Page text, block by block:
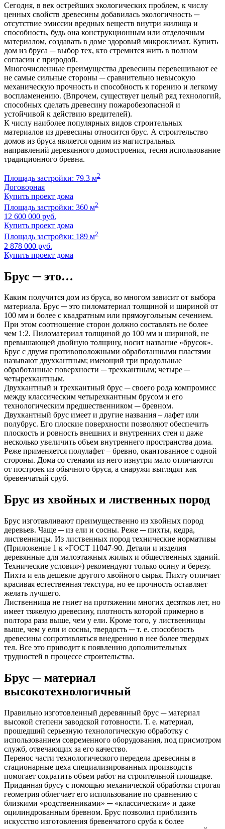
Сегодня, в век острейших экологических проблем, к числу
ценных свойств древесины добавилась экологичность ─
отсутствие эмиссии вредных веществ внутри жилища и
способность, будь она конструкционным или отделочным
материалом, создавать в доме здоровый микроклимат. Купить
дом из бруса ─ выбор тех, кто стремится жить в полном
согласии с природой.
Многочисленные преимущества древесины перевешивают ее
не самые сильные стороны ─ сравнительно невысокую
механическую прочность и способность к горению и легкому
воспламенению. (Впрочем, существует целый ряд технологий,
способных сделать древесину пожаробезопасной и
устойчивой к действию вредителей).
К числу наиболее популярных видов строительных
материалов из древесины относится брус. А строительство
домов из бруса является одним из магистральных
направлений деревянного домостроения, тесня использование
традиционного бревна.
Площадь застройки: 79.3 м2
Договорная
Купить проект дома
Площадь застройки: 360 м2
12 600 000 руб.
Купить проект дома
Площадь застройки: 189 м2
2 878 000 руб.
Купить проект дома
Брус ─ это…
Каким получится дом из бруса, во многом зависит от выбора
материала. Брус ─ это пиломатериал толщиной и шириной от
100 мм и более с квадратным или прямоугольным сечением.
При этом соотношение сторон должно составлять не более
чем 1:2. Пиломатериал толщиной до 100 мм и шириной, не
превышающей двойную толщину, носит название «брусок».
Брус с двумя противоположными обработанными пластями
называют двухкантным; имеющий три продольные
обработанные поверхности ─ трехкантным; четыре ─
четырехкантным.
Двухкантный и трехкантный брус ─ своего рода компромисс
между классическим четырехкантным брусом и его
технологическим предшественником ─ бревном.
Двухкантный брус имеет и другие названия – лафет или
полубрус. Его плоские поверхности позволяют обеспечить
плоскость и ровность внешних и внутренних стен и даже
несколько увеличить объем внутреннего пространства дома.
Реже применяется полулафет – бревно, окантованное с одной
стороны. Дома со стенами из него изнутри мало отличаются
от построек из обычного бруса, а снаружи выглядят как
бревенчатый сруб.
Брус из хвойных и лиственных пород
Брус изготавливают преимущественно из хвойных пород
деревьев. Чаще ─ из ели и сосны. Реже ─ пихты, кедра,
лиственницы. Из лиственных пород технические нормативы
(Приложение 1 к «ГОСТ 11047-90. Детали и изделия
деревянные для малоэтажных жилых и общественных зданий.
Технические условия») рекомендуют только осину и березу.
Пихта и ель дешевле другого хвойного сырья. Пихту отличает
красивая естественная текстура, но ее прочность оставляет
желать лучшего.
Лиственница не гниет на протяжении многих десятков лет, но
имеет тяжелую древесину, плотность которой примерно в
полтора раза выше, чем у ели. Кроме того, у лиственницы
выше, чем у ели и сосны, твердость ─ т. е. способность
древесины сопротивляться внедрению в нее более твердых
тел. Все это приводит к появлению дополнительных
трудностей в процессе строительства.
Брус ─ материал
высокотехнологичный
Правильно изготовленный деревянный брус ─ материал
высокой степени заводской готовности. Т. е. материал,
прошедший серьезную технологическую обработку с
использованием современного оборудования, под присмотром
служб, отвечающих за его качество.
Перенос части технологического передела древесины в
стационарные цеха специализированных производств
помогает сократить объем работ на строительной площадке.
Приданная брусу с помощью механической обработки строгая
геометрия облегчает его использование по сравнению с
близкими «родственниками» ─ «классическим» и даже
оцилиндрованным бревном. Брус позволил приблизить
искусство изготовления бревенчатого сруба к более